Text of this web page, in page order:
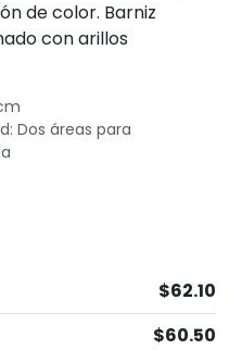
de color. Barniz
con arillos
Dos áreas para
$62.10
$60.50